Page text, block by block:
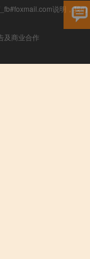
说明，我们
及商业合作